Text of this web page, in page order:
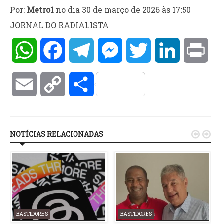
Por: Metro1 no dia 30 de março de 2026 às 17:50
JORNAL DO RADIALISTA
WhatsAppFacebookTelegramMessengerTwitter LinkedIn
Email Copy Compartilhar
NOTÍCIAS RELACIONADAS
BASTIDORES BASTIDORES
 